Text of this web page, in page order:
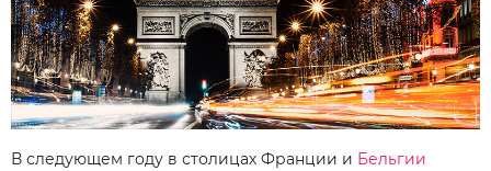
В следующем году в столицах Франции и Бельгии